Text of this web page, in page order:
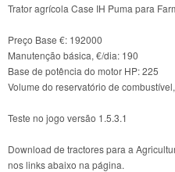
Trator agrícola Case IH Puma para
Preço Base €: 192000
Manutenção básica, €/dia: 190
Base de potência do motor HP: 225
Volume do reservatório de
Teste no jogo versão 1.5.3.1
Download de tractores para a
nos links abaixo na página.